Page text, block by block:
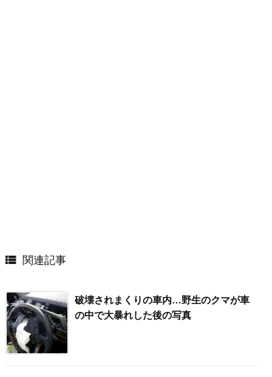
 関連記事
破壊されまくりの車内…野生のクマが車
の中で大暴れした後の写真